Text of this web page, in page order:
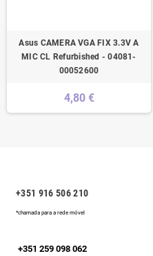
Asus CAMERA VGA FIX 3.3V A
MIC CL Refurbished - 04081-
00052600
4,80 €
+351 916 506 210
*chamada para a rede móvel
+351 259 098 062